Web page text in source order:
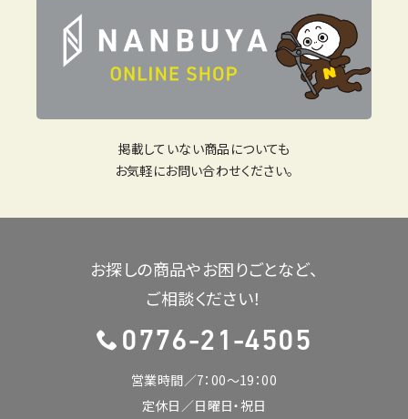
掲載していない商品についても
お気軽にお問い合わせください。
お探しの商品やお困りごとなど、
ご相談ください！
0776-21-4505
営業時間／7：00〜19：00
定休日／日曜日・祝日